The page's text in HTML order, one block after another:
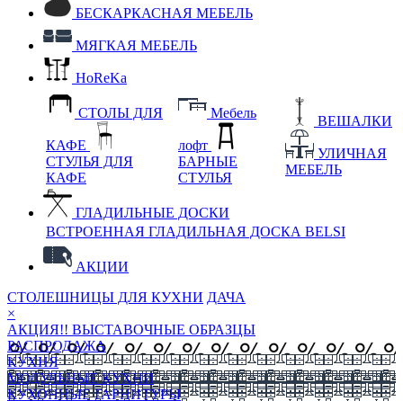
БЕСКАРКАСНАЯ МЕБЕЛЬ
МЯГКАЯ МЕБЕЛЬ
HoReKa
СТОЛЫ ДЛЯ
КАФЕ
СТУЛЬЯ ДЛЯ
КАФЕ
Мебель
лофт
БАРНЫЕ
СТУЛЬЯ
ВЕШАЛКИ
УЛИЧНАЯ
МЕБЕЛЬ
ГЛАДИЛЬНЫЕ ДОСКИ
ВСТРОЕННАЯ ГЛАДИЛЬНАЯ ДОСКА BELSI
АКЦИИ
СТОЛЕШНИЦЫ ДЛЯ КУХНИ ДАЧА
×
АКЦИЯ!! ВЫСТАВОЧНЫЕ ОБРАЗЦЫ
РАСПРОДАЖА
КУХНЯ
МОДУЛЬНЫЕ КУХНИ
КУХОННЫЕ ГАРНИТУРЫ